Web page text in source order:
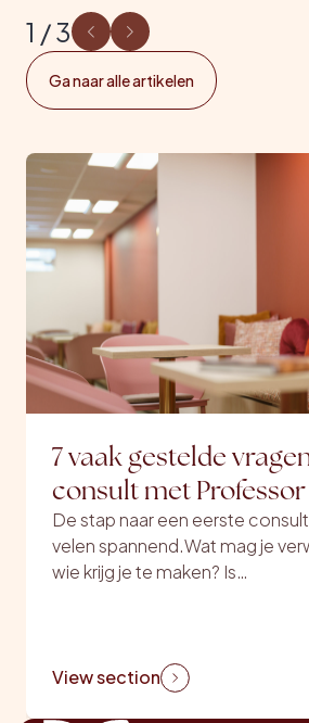
1 / 3
Ga naar alle artikelen
7 vaak gestelde
consult met
De stap naar een eerste
velen spannend.Wat mag je
wie krijg je te maken? Is…
View section